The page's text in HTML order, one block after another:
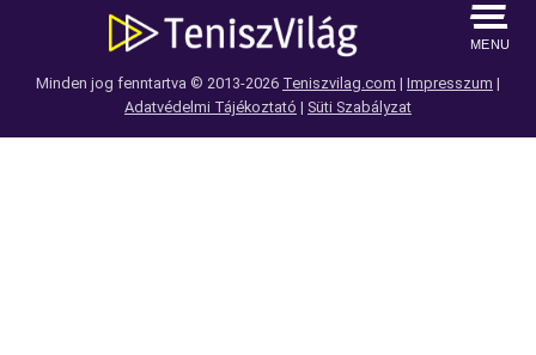
MENU
Minden jog fenntartva © 2013-2026 Teniszvilag.com | Impresszum |
Adatvédelmi Tájékoztató | Süti Szabályzat